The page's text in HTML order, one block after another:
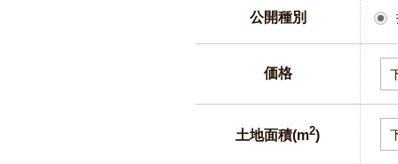
公開種別
価格
土地面積(m2)